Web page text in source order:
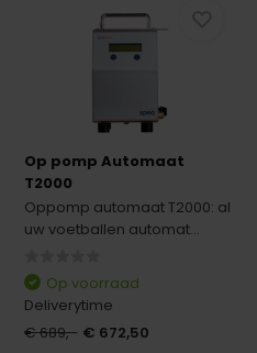
Op pomp Automaat
T2000
Oppomp automaat T2000: al
uw voetballen automat...
Op voorraad
Deliverytime
€ 689,- € 672,50